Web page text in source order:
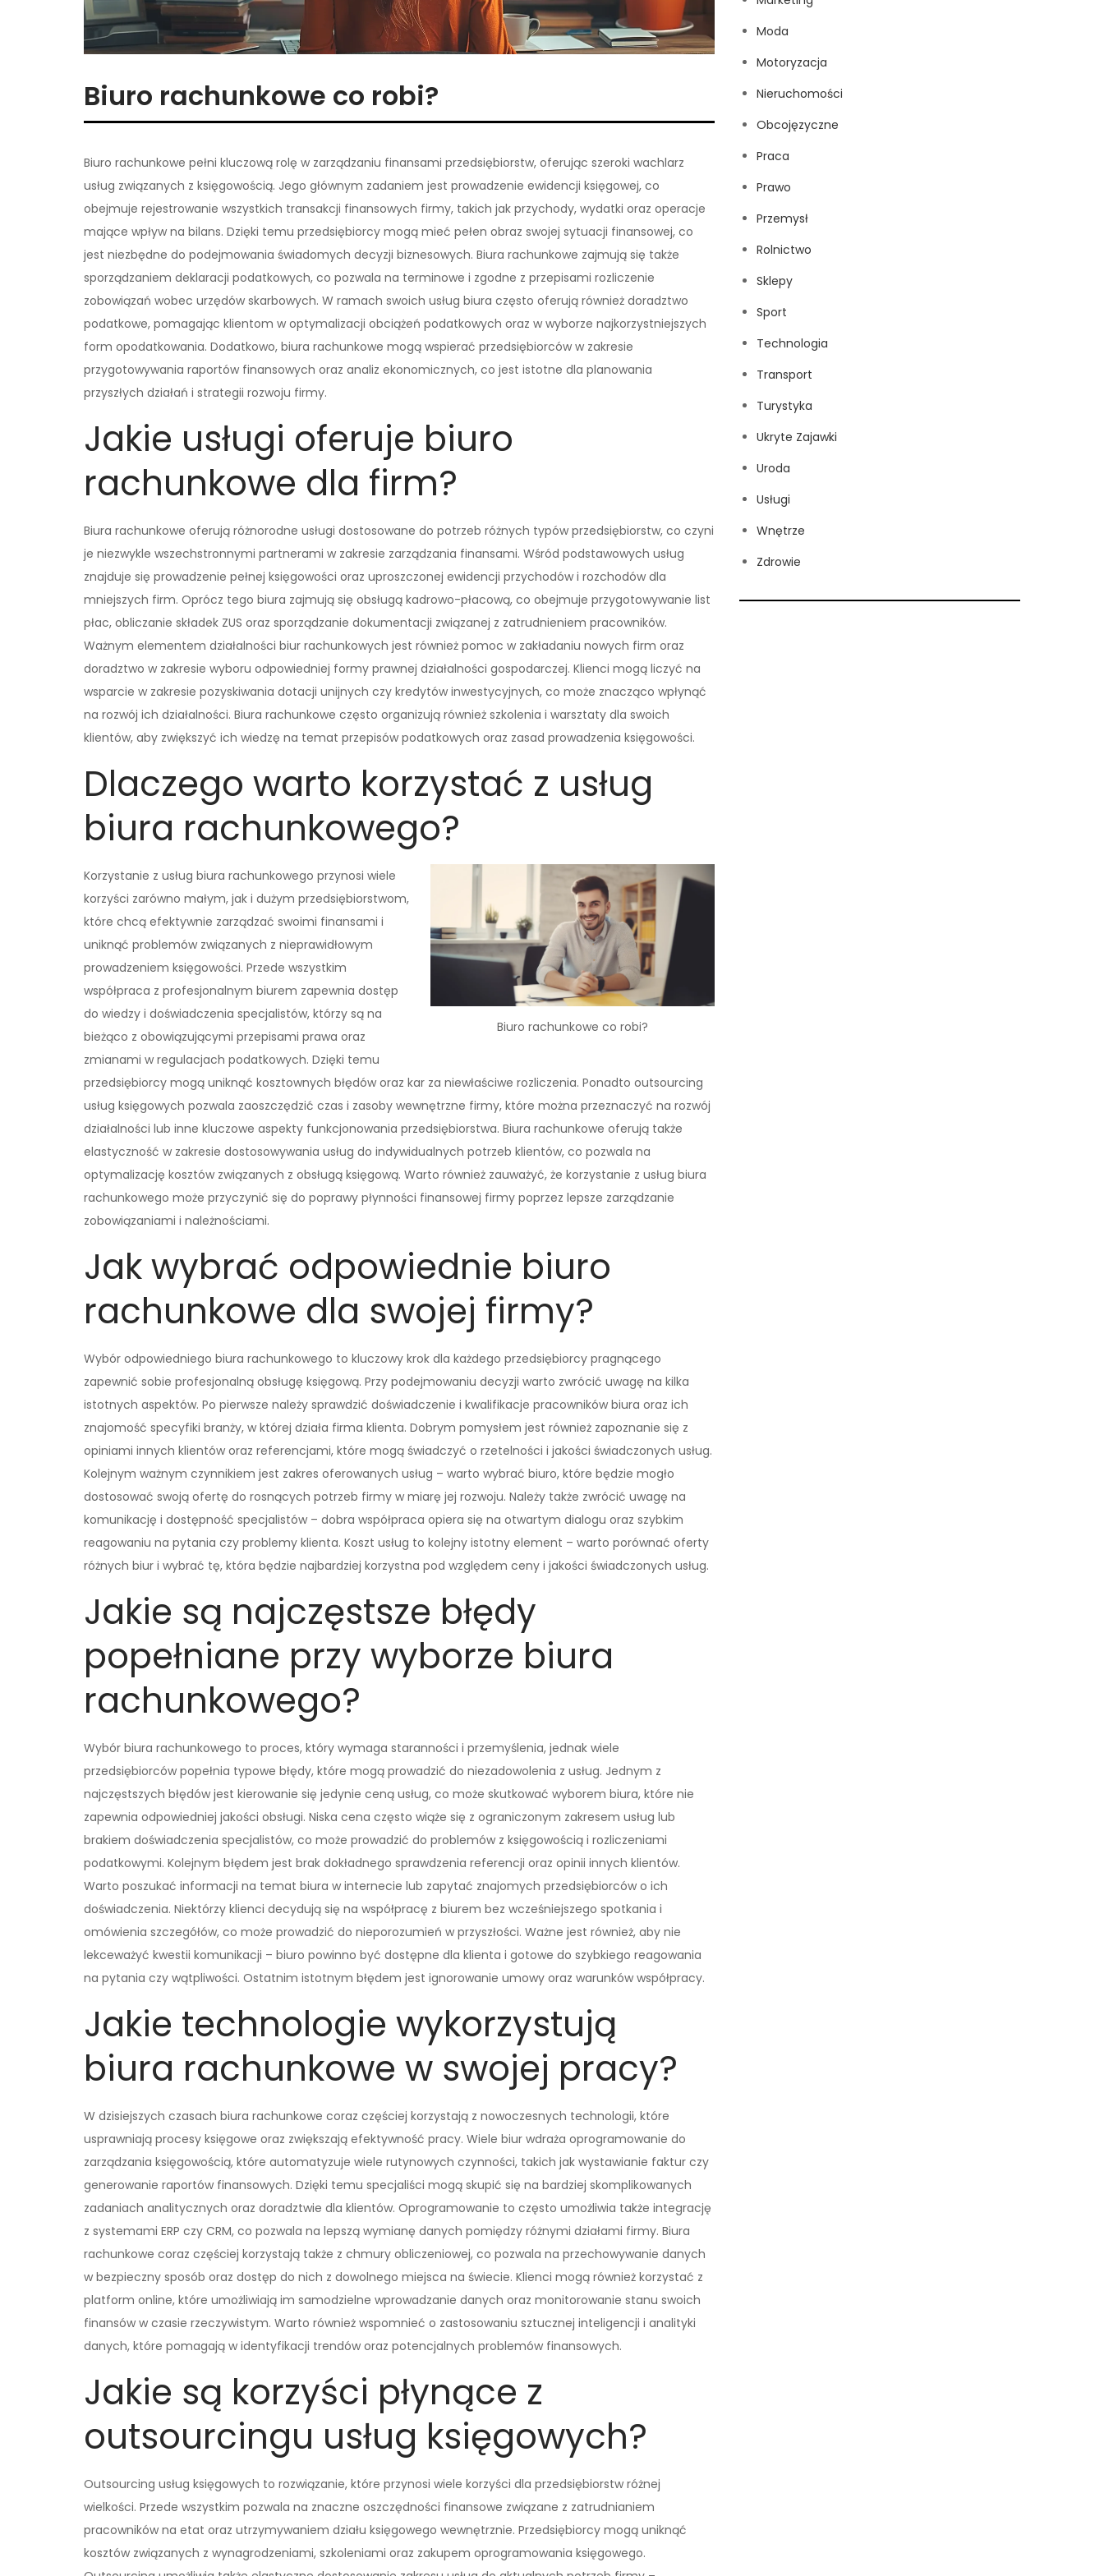
Biuro rachunkowe co robi?
Biuro rachunkowe pełni kluczową rolę w zarządzaniu finansami przedsiębiorstw, oferując szeroki wachlarz
usług związanych z księgowością. Jego głównym zadaniem jest prowadzenie ewidencji księgowej, co
obejmuje rejestrowanie wszystkich transakcji finansowych firmy, takich jak przychody, wydatki oraz operacje
mające wpływ na bilans. Dzięki temu przedsiębiorcy mogą mieć pełen obraz swojej sytuacji finansowej, co
jest niezbędne do podejmowania świadomych decyzji biznesowych. Biura rachunkowe zajmują się także
sporządzaniem deklaracji podatkowych, co pozwala na terminowe i zgodne z przepisami rozliczenie
zobowiązań wobec urzędów skarbowych. W ramach swoich usług biura często oferują również doradztwo
podatkowe, pomagając klientom w optymalizacji obciążeń podatkowych oraz w wyborze najkorzystniejszych
form opodatkowania. Dodatkowo, biura rachunkowe mogą wspierać przedsiębiorców w zakresie
przygotowywania raportów finansowych oraz analiz ekonomicznych, co jest istotne dla planowania
przyszłych działań i strategii rozwoju firmy.
Jakie usługi oferuje biuro
rachunkowe dla firm?
Biura rachunkowe oferują różnorodne usługi dostosowane do potrzeb różnych typów przedsiębiorstw, co czyni
je niezwykle wszechstronnymi partnerami w zakresie zarządzania finansami. Wśród podstawowych usług
znajduje się prowadzenie pełnej księgowości oraz uproszczonej ewidencji przychodów i rozchodów dla
mniejszych firm. Oprócz tego biura zajmują się obsługą kadrowo-płacową, co obejmuje przygotowywanie list
płac, obliczanie składek ZUS oraz sporządzanie dokumentacji związanej z zatrudnieniem pracowników.
Ważnym elementem działalności biur rachunkowych jest również pomoc w zakładaniu nowych firm oraz
doradztwo w zakresie wyboru odpowiedniej formy prawnej działalności gospodarczej. Klienci mogą liczyć na
wsparcie w zakresie pozyskiwania dotacji unijnych czy kredytów inwestycyjnych, co może znacząco wpłynąć
na rozwój ich działalności. Biura rachunkowe często organizują również szkolenia i warsztaty dla swoich
klientów, aby zwiększyć ich wiedzę na temat przepisów podatkowych oraz zasad prowadzenia księgowości.
Dlaczego warto korzystać z usług
biura rachunkowego?
Biuro rachunkowe co robi?
Korzystanie z usług biura rachunkowego przynosi wiele
korzyści zarówno małym, jak i dużym przedsiębiorstwom,
które chcą efektywnie zarządzać swoimi finansami i
uniknąć problemów związanych z nieprawidłowym
prowadzeniem księgowości. Przede wszystkim
współpraca z profesjonalnym biurem zapewnia dostęp
do wiedzy i doświadczenia specjalistów, którzy są na
bieżąco z obowiązującymi przepisami prawa oraz
zmianami w regulacjach podatkowych. Dzięki temu
przedsiębiorcy mogą uniknąć kosztownych błędów oraz kar za niewłaściwe rozliczenia. Ponadto outsourcing
usług księgowych pozwala zaoszczędzić czas i zasoby wewnętrzne firmy, które można przeznaczyć na rozwój
działalności lub inne kluczowe aspekty funkcjonowania przedsiębiorstwa. Biura rachunkowe oferują także
elastyczność w zakresie dostosowywania usług do indywidualnych potrzeb klientów, co pozwala na
optymalizację kosztów związanych z obsługą księgową. Warto również zauważyć, że korzystanie z usług biura
rachunkowego może przyczynić się do poprawy płynności finansowej firmy poprzez lepsze zarządzanie
zobowiązaniami i należnościami.
Jak wybrać odpowiednie biuro
rachunkowe dla swojej firmy?
Wybór odpowiedniego biura rachunkowego to kluczowy krok dla każdego przedsiębiorcy pragnącego
zapewnić sobie profesjonalną obsługę księgową. Przy podejmowaniu decyzji warto zwrócić uwagę na kilka
istotnych aspektów. Po pierwsze należy sprawdzić doświadczenie i kwalifikacje pracowników biura oraz ich
znajomość specyfiki branży, w której działa firma klienta. Dobrym pomysłem jest również zapoznanie się z
opiniami innych klientów oraz referencjami, które mogą świadczyć o rzetelności i jakości świadczonych usług.
Kolejnym ważnym czynnikiem jest zakres oferowanych usług – warto wybrać biuro, które będzie mogło
dostosować swoją ofertę do rosnących potrzeb firmy w miarę jej rozwoju. Należy także zwrócić uwagę na
komunikację i dostępność specjalistów – dobra współpraca opiera się na otwartym dialogu oraz szybkim
reagowaniu na pytania czy problemy klienta. Koszt usług to kolejny istotny element – warto porównać oferty
różnych biur i wybrać tę, która będzie najbardziej korzystna pod względem ceny i jakości świadczonych usług.
Jakie są najczęstsze błędy
popełniane przy wyborze biura
rachunkowego?
Wybór biura rachunkowego to proces, który wymaga staranności i przemyślenia, jednak wiele
przedsiębiorców popełnia typowe błędy, które mogą prowadzić do niezadowolenia z usług. Jednym z
najczęstszych błędów jest kierowanie się jedynie ceną usług, co może skutkować wyborem biura, które nie
zapewnia odpowiedniej jakości obsługi. Niska cena często wiąże się z ograniczonym zakresem usług lub
brakiem doświadczenia specjalistów, co może prowadzić do problemów z księgowością i rozliczeniami
podatkowymi. Kolejnym błędem jest brak dokładnego sprawdzenia referencji oraz opinii innych klientów.
Warto poszukać informacji na temat biura w internecie lub zapytać znajomych przedsiębiorców o ich
doświadczenia. Niektórzy klienci decydują się na współpracę z biurem bez wcześniejszego spotkania i
omówienia szczegółów, co może prowadzić do nieporozumień w przyszłości. Ważne jest również, aby nie
lekceważyć kwestii komunikacji – biuro powinno być dostępne dla klienta i gotowe do szybkiego reagowania
na pytania czy wątpliwości. Ostatnim istotnym błędem jest ignorowanie umowy oraz warunków współpracy.
Jakie technologie wykorzystują
biura rachunkowe w swojej pracy?
W dzisiejszych czasach biura rachunkowe coraz częściej korzystają z nowoczesnych technologii, które
usprawniają procesy księgowe oraz zwiększają efektywność pracy. Wiele biur wdraża oprogramowanie do
zarządzania księgowością, które automatyzuje wiele rutynowych czynności, takich jak wystawianie faktur czy
generowanie raportów finansowych. Dzięki temu specjaliści mogą skupić się na bardziej skomplikowanych
zadaniach analitycznych oraz doradztwie dla klientów. Oprogramowanie to często umożliwia także integrację
z systemami ERP czy CRM, co pozwala na lepszą wymianę danych pomiędzy różnymi działami firmy. Biura
rachunkowe coraz częściej korzystają także z chmury obliczeniowej, co pozwala na przechowywanie danych
w bezpieczny sposób oraz dostęp do nich z dowolnego miejsca na świecie. Klienci mogą również korzystać z
platform online, które umożliwiają im samodzielne wprowadzanie danych oraz monitorowanie stanu swoich
finansów w czasie rzeczywistym. Warto również wspomnieć o zastosowaniu sztucznej inteligencji i analityki
danych, które pomagają w identyfikacji trendów oraz potencjalnych problemów finansowych.
Jakie są korzyści płynące z
outsourcingu usług księgowych?
Outsourcing usług księgowych to rozwiązanie, które przynosi wiele korzyści dla przedsiębiorstw różnej
wielkości. Przede wszystkim pozwala na znaczne oszczędności finansowe związane z zatrudnianiem
pracowników na etat oraz utrzymywaniem działu księgowego wewnętrznie. Przedsiębiorcy mogą uniknąć
kosztów związanych z wynagrodzeniami, szkoleniami oraz zakupem oprogramowania księgowego.
Moda
Motoryzacja
Nieruchomości
Obcojęzyczne
Praca
Prawo
Przemysł
Rolnictwo
Sklepy
Sport
Technologia
Transport
Turystyka
Ukryte Zajawki
Uroda
Usługi
Wnętrze
Zdrowie